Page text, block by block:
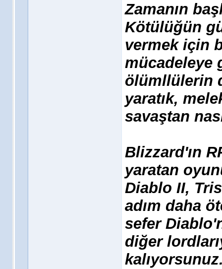
Zamanın
Kötülüğün
vermek için
mücadeleye
ölümllülerin
yaratık,
savaştan
Blizzard'ın
yaratan
Diablo II,
adım daha
sefer
diğer